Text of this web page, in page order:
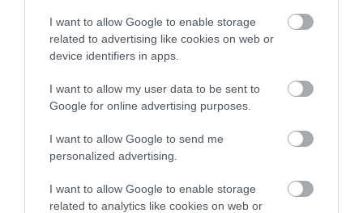
I want to allow Google to enable storage
related to advertising like cookies on web or
device identifiers in apps.
I want to allow my user data to be sent to
Google for online advertising purposes.
I want to allow Google to send me
personalized advertising.
I want to allow Google to enable storage
related to analytics like cookies on web or